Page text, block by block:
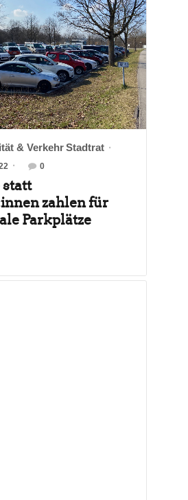
& VerkehrStadtrat
0
statt
zahlen für
Parkplätze